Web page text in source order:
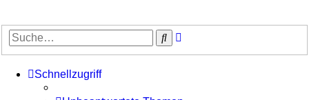
Suche
Schnellzugriff